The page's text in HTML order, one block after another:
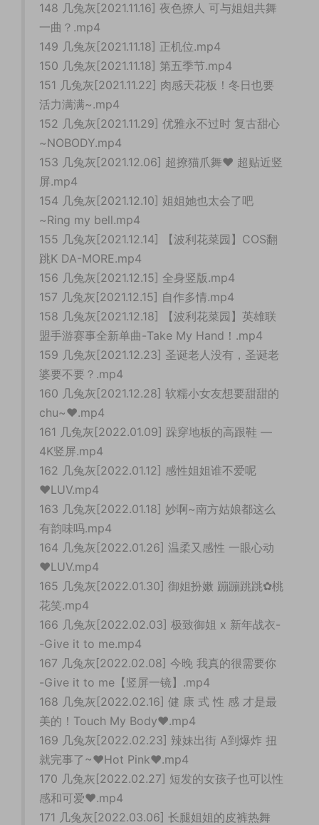
148 几兔灰[2021.11.16] 夜色撩人 可与姐姐共舞
一曲？.mp4
149 几兔灰[2021.11.18] 正机位.mp4
150 几兔灰[2021.11.18] 第五季节.mp4
151 几兔灰[2021.11.22] 肉感天花板！冬日也要
活力满满~.mp4
152 几兔灰[2021.11.29] 优雅永不过时 复古甜心
~NOBODY.mp4
153 几兔灰[2021.12.06] 超撩猫爪舞❤ 超贴近竖
屏.mp4
154 几兔灰[2021.12.10] 姐姐她也太会了吧
~Ring my bell.mp4
155 几兔灰[2021.12.14] 【波利花菜园】COS翻
跳K DA-MORE.mp4
156 几兔灰[2021.12.15] 全身竖版.mp4
157 几兔灰[2021.12.15] 自作多情.mp4
158 几兔灰[2021.12.18] 【波利花菜园】英雄联
盟手游赛事全新单曲-Take My Hand！.mp4
159 几兔灰[2021.12.23] 圣诞老人没有，圣诞老
婆要不要？.mp4
160 几兔灰[2021.12.28] 软糯小女友想要甜甜的
chu~♥.mp4
161 几兔灰[2022.01.09] 跺穿地板的高跟鞋 —
4K竖屏.mp4
162 几兔灰[2022.01.12] 感性姐姐谁不爱呢
♥LUV.mp4
163 几兔灰[2022.01.18] 妙啊~南方姑娘都这么
有韵味吗.mp4
164 几兔灰[2022.01.26] 温柔又感性 一眼心动
♥LUV.mp4
165 几兔灰[2022.01.30] 御姐扮嫩 蹦蹦跳跳✿桃
花笑.mp4
166 几兔灰[2022.02.03] 极致御姐 x 新年战衣-
-Give it to me.mp4
167 几兔灰[2022.02.08] 今晚 我真的很需要你
-Give it to me【竖屏一镜】.mp4
168 几兔灰[2022.02.16] 健 康 式 性 感 才是最
美的！Touch My Body♥.mp4
169 几兔灰[2022.02.23] 辣妹出街 A到爆炸 扭
就完事了~♥Hot Pink♥.mp4
170 几兔灰[2022.02.27] 短发的女孩子也可以性
感和可爱♥.mp4
171 几兔灰[2022.03.06] 长腿姐姐的皮裤热舞